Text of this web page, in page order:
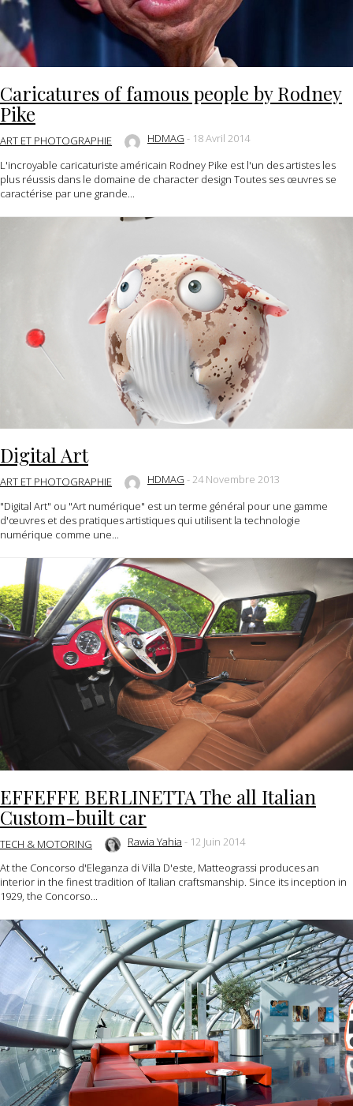
Caricatures of famous people by Rodney
Pike
ART ET PHOTOGRAPHIE HDMAG - 18 Avril 2014
L'incroyable caricaturiste américain Rodney Pike est l'un des artistes les
plus réussis dans le domaine de character design Toutes ses œuvres se
caractérise par une grande...
Digital Art
ART ET PHOTOGRAPHIE HDMAG -24 Novembre 2013
"Digital Art" ou "Art numérique" est un terme général pour une gamme
d'œuvres et des pratiques artistiques qui utilisent la technologie
numérique comme une...
EFFEFFE BERLINETTA The all Italian
Custom-built car
TECH & MOTORING Rawia Yahia - 12 Juin 2014
At the Concorso d'Eleganza di Villa D'este, Matteograssi produces an
interior in the finest tradition of Italian craftsmanship. Since its inception in
1929, the Concorso...